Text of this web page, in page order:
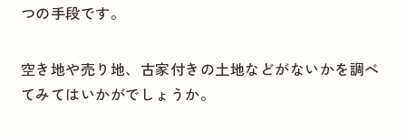
つの手段です。
空き地や売り地、古家付きの土地などがないかを調べ
てみてはいかがでしょうか。